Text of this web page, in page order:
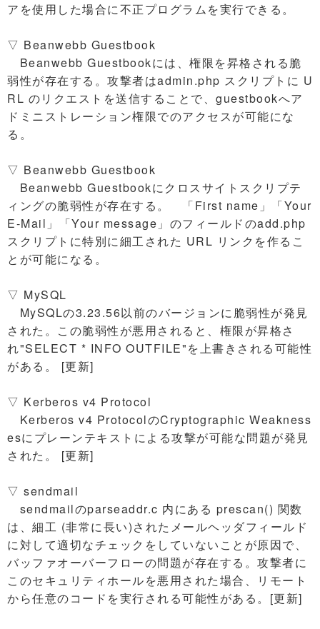
アを使用した場合に不正プログラムを実行できる。
▽ Beanwebb Guestbook
Beanwebb Guestbookには、権限を昇格される脆
弱性が存在する。攻撃者はadmin.php スクリプトに U
RL のリクエストを送信することで、guestbookへア
ドミニストレーション権限でのアクセスが可能にな
る。
▽ Beanwebb Guestbook
Beanwebb Guestbookにクロスサイトスクリプテ
ィングの脆弱性が存在する。 「First name」「Your
E-Mail」「Your message」のフィールドのadd.php
スクリプトに特別に細工された URL リンクを作るこ
とが可能になる。
▽ MySQL
MySQLの3.23.56以前のバージョンに脆弱性が発見
された。この脆弱性が悪用されると、権限が昇格さ
れ"SELECT * INFO OUTFILE"を上書きされる可能性
がある。 [更新]
▽ Kerberos v4 Protocol
Kerberos v4 ProtocolのCryptographic Weakness
esにプレーンテキストによる攻撃が可能な問題が発見
された。 [更新]
▽ sendmail
sendmailのparseaddr.c 内にある prescan() 関数
は、細工 (非常に長い)されたメールヘッダフィールド
に対して適切なチェックをしていないことが原因で、
バッファオーバーフローの問題が存在する。攻撃者に
このセキュリティホールを悪用された場合、リモート
から任意のコードを実行される可能性がある。[更新]